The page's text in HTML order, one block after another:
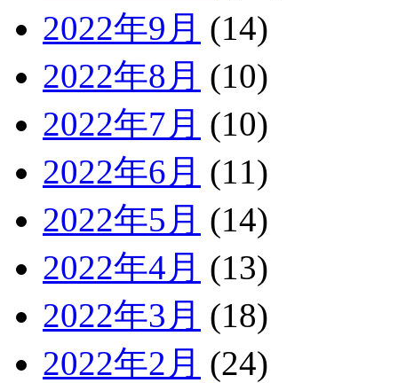
2022年9月 (14)
2022年8月 (10)
2022年7月 (10)
2022年6月 (11)
2022年5月 (14)
2022年4月 (13)
2022年3月 (18)
2022年2月 (24)